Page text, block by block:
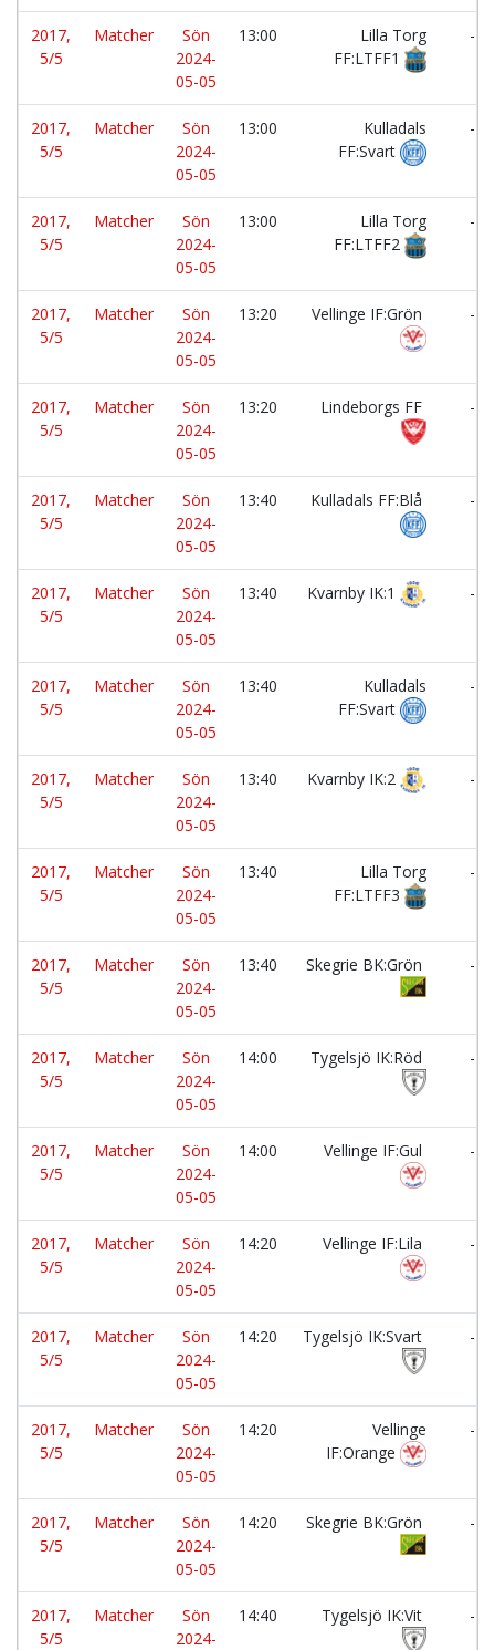
2017,
5/5
Matcher
Sön
2024-
05-05
13:00
Lilla Torg
FF:LTFF1
-
2017,
5/5
Matcher
Sön
2024-
05-05
13:00
Kulladals
FF:Svart
-
2017,
5/5
Matcher
Sön
2024-
05-05
13:00
Lilla Torg
FF:LTFF2
-
2017,
5/5
Matcher
Sön
2024-
05-05
13:20 Vellinge IF:Grön -
2017,
5/5
Matcher
Sön
2024-
05-05
13:20 Lindeborgs FF -
2017,
5/5
Matcher
Sön
2024-
05-05
13:40 Kulladals FF:Blå -
2017,
5/5
Matcher
Sön
2024-
05-05
13:40 Kvarnby IK:1 -
2017,
5/5
Matcher
Sön
2024-
05-05
13:40
Kulladals
FF:Svart
-
2017,
5/5
Matcher
Sön
2024-
05-05
13:40 Kvarnby IK:2 -
2017,
5/5
Matcher
Sön
2024-
05-05
13:40
Lilla Torg
FF:LTFF3
-
2017,
5/5
Matcher
Sön
2024-
05-05
13:40 Skegrie BK:Grön -
2017,
5/5
Matcher
Sön
2024-
05-05
14:00 Tygelsjö IK:Röd -
2017,
5/5
Matcher
Sön
2024-
05-05
14:00 Vellinge IF:Gul -
2017,
5/5
Matcher
Sön
2024-
05-05
14:20 Vellinge IF:Lila -
2017,
5/5
Matcher
Sön
2024-
05-05
14:20 Tygelsjö IK:Svart -
2017,
5/5
Matcher
Sön
2024-
05-05
14:20
Vellinge
IF:Orange
-
2017,
5/5
Matcher
Sön
2024-
05-05
14:20 Skegrie BK:Grön -
2017,
5/5
Matcher
Sön
2024-
14:40 Tygelsjö IK:Vit -